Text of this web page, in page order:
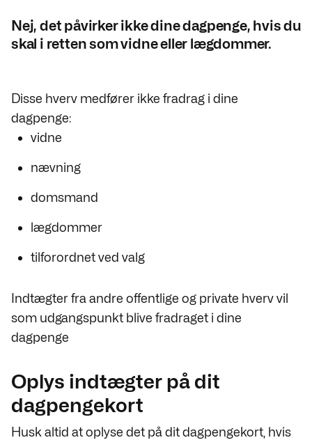
Nej, det påvirker ikke dine dagpenge, hvis du
skal i retten som vidne eller lægdommer.
Disse hverv medfører ikke fradrag i dine
dagpenge:
vidne
nævning
domsmand
lægdommer
tilforordnet ved valg
Indtægter fra andre offentlige og private hverv vil
som udgangspunkt blive fradraget i dine
dagpenge
Oplys indtægter på dit
dagpengekort
Husk altid at oplyse det på dit dagpengekort, hvis